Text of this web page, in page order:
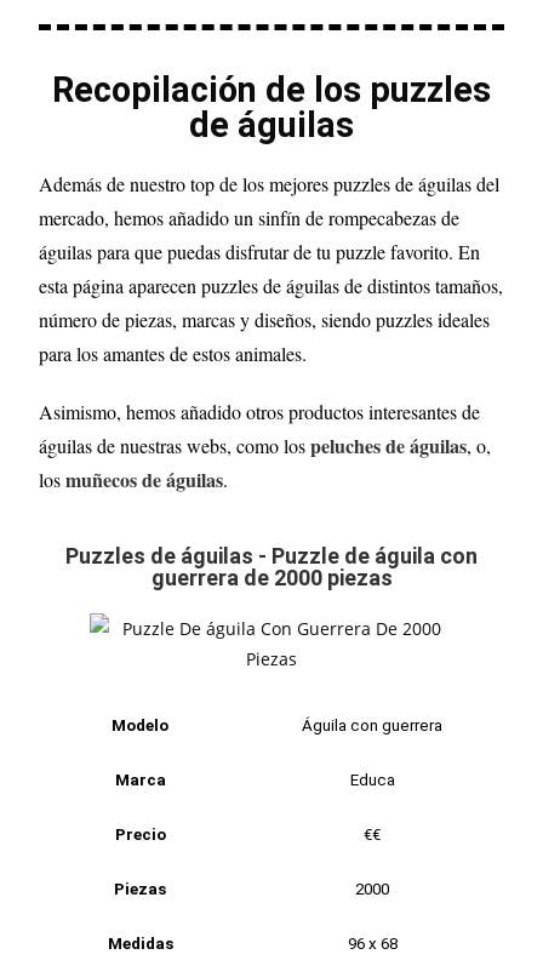
Recopilación de los puzzles
de águilas
Además de nuestro top de los mejores puzzles de águilas del
mercado, hemos añadido un sinfín de rompecabezas de
águilas para que puedas disfrutar de tu puzzle favorito. En
esta página aparecen puzzles de águilas de distintos tamaños,
número de piezas, marcas y diseños, siendo puzzles ideales
para los amantes de estos animales.
Asimismo, hemos añadido otros productos interesantes de
águilas de nuestras webs, como lospeluches de águilas, o,
losmuñecos de águilas.
Puzzles de águilas - Puzzle de águila con
guerrera de 2000 piezas
Modelo Águila con guerrera
Marca Educa
Precio €€
Piezas 2000
Medidas 96 x 68